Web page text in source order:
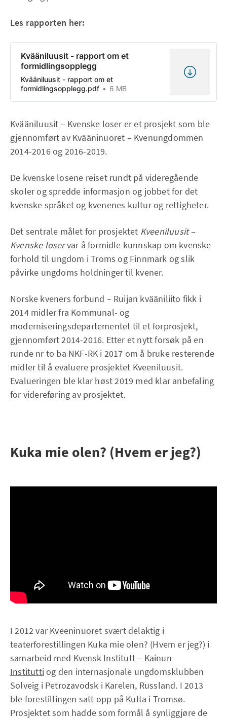
Les rapporten her:
Kvääniluusit - rapport om et
formidlingsopplegg
Kvääniluusit - rapport om et
formidlingsopplegg.pdf
6 MB
Kvääniluusit – Kvenske loser er et prosjekt som ble
gjennomført av Kvääninuoret – Kvenungdommen
2014-2016 og 2016-2019.
De kvenske losene reiset rundt på videregående
skoler og spredde informasjon og jobbet for det
kvenske språket og kvenenes kultur og rettigheter.
Det sentrale målet for prosjektet Kveeniluusit –
Kvenske loservar å formidle kunnskap om kvenske
forhold til ungdom i Troms og Finnmark og slik
påvirke ungdoms holdninger til kvener.
Norske kveners forbund – Ruijan kvääniliito fikk i
2014 midler fra Kommunal- og
moderniseringsdepartementet til et forprosjekt,
gjennomført 2014-2016. Etter et nytt forsøk på en
runde nr to ba NKF-RK i 2017 om å bruke resterende
midler til å evaluere prosjektet Kveeniluusit.
Evalueringen ble klar høst 2019 med klar anbefaling
for videreføring av prosjektet.
Kuka mie olen? (Hvem er jeg?)
I 2012 var Kveeninuoret svært delaktig i
teaterforestillingen Kuka mie olen? (Hvem er jeg?) i
samarbeid med Kvensk Institutt – Kainun
Institutti og den internasjonale ungdomsklubben
Solveig i Petrozavodsk i Karelen, Russland. I 2013
ble forestillingen satt opp på Kulta i Tromsø.
Prosjektet som hadde som formål å synliggjøre de